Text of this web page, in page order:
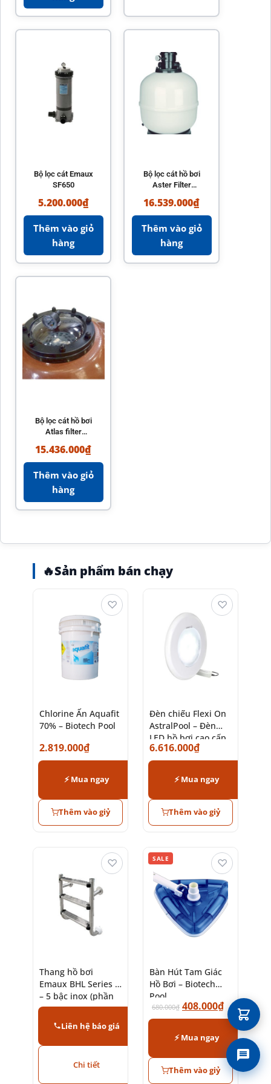
Bộ lọc cát Emaux
SF650
5.200.000₫
Thêm vào giỏ
hàng
Bộ lọc cát hồ bơi
Aster Filter
khẩu chính hãng
16.539.000₫
Thêm vào giỏ
hàng
Bộ lọc cát hồ bơi
Atlas filter
hãng Tây Ban Nha
15.436.000₫
Thêm vào giỏ
hàng
🔥Sản phẩm bán chạy
Chlorine Ấn Aquafit
70% – Biotech Pool
2.819.000₫
⚡ Mua ngay
Thêm vào giỷ
♡
Đèn chiếu Flexi On
AstralPool – Đèn
LED hồ bơi cao cấp
chính hãng
6.616.000₫
⚡ Mua ngay
Thêm vào giỷ
♡
Thang hồ bơi
Emaux BHL Series 2
– 5 bậc inox (phần
dưới)
Liên hệ báo giá
Chi tiết
♡ SALE
Bàn Hút Tam Giác
Hồ Bơi – Biotech
Pool
680.000₫ 408.000₫
⚡ Mua ngay
Thêm vào giỷ
♡
Liên